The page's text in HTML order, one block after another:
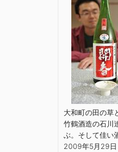
大和町の田の草
竹鶴酒造の石川
ぶ。そして佳い
2009年5月29日